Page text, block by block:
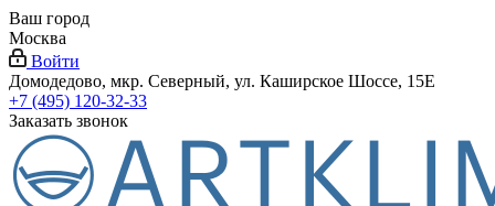
Ваш город
Москва
Войти
Домодедово, мкр. Северный, ул. Каширское Шоссе, 15Е
+7 (495) 120-32-33
Заказать звонок